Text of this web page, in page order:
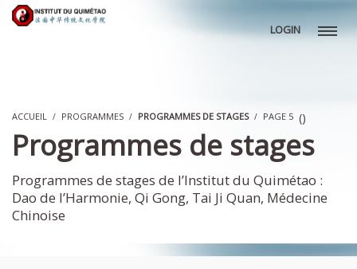
LOGIN
ACCUEIL PROGRAMMES PROGRAMMES DE STAGES (
PAGE 5 )
Programmes de stages
Programmes de stages de l’Institut du Quimétao :
Dao de l’Harmonie, Qi Gong, Tai Ji Quan, Médecine
Chinoise